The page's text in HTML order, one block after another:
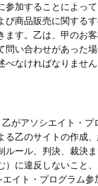
加することによっ
び商品販売に関する
す。乙は、甲のお
い合わせがあった
べなければなりませ
がアソシエイト・
乙のサイトの作成
ール、判決、裁決
に違反しないこと
イト・プログラム